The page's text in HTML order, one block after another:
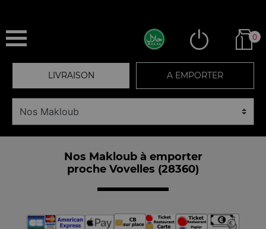
0
LIVRAISON A EMPORTER
Nos Makloub à emporter
proche Vovelles (28360)